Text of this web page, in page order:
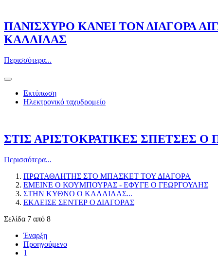
ΠΑΝΙΣΧΥΡΟ ΚΑΝΕΙ ΤΟΝ ΔΙΑΓΟΡΑ
ΚΑΛΛΙΛΑΣ
Περισσότερα...
Εκτύπωση
Ηλεκτρονικό ταχυδρομείο
ΣΤΙΣ ΑΡΙΣΤΟΚΡΑΤΙΚΕΣ ΣΠΕΤΣΕΣ Ο
Περισσότερα...
ΠΡΩΤΑΘΛΗΤΗΣ ΣΤΟ ΜΠΑΣΚΕΤ ΤΟΥ ΔΙΑΓΟΡΑ
ΕΜΕΙΝΕ Ο ΚΟΥΜΠΟΥΡΑΣ - ΕΦΥΓΕ Ο ΓΕΩΡΓΟΥΛΗΣ
ΣΤΗΝ ΚΥΘΝΟ Ο ΚΑΛΛΙΛΑΣ...
ΕΚΛΕΙΣΕ ΣΕΝΤΕΡ Ο ΔΙΑΓΟΡΑΣ
Σελίδα 7 από 8
Έναρξη
Προηγούμενο
1